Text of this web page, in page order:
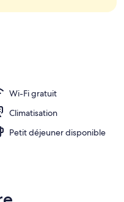
Wi-Fi gratuit
Climatisation
Petit déjeuner disponible